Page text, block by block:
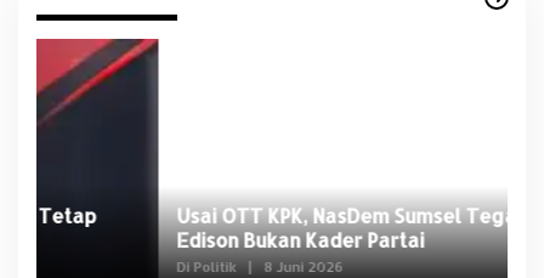
Usai OTT KPK, NasDem Sumsel Tegaskan
Edison Bukan Kader Partai
8 Juni 2026